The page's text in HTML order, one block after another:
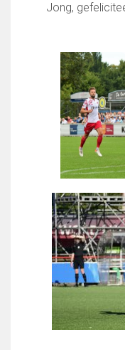
Jong,